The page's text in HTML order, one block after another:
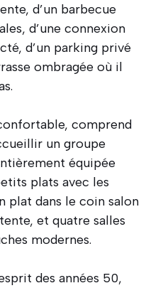
d’un barbecue
d’une connexion
d’un parking privé
ombragée où il
comprend
un groupe
équipée
plats avec les
plat dans le coin salon
et quatre salles
modernes.
des années 50,